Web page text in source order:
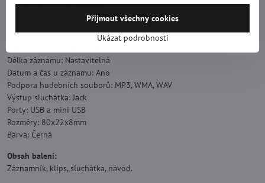
Kvalita záznamu: 32kbps - 1536kbps (nastavitelná)
Detekce zvuku: Ano (nastavitelná v 7 úrovních citlivosti)
Délka záznamu: Nastavitelná
Datum a čas u záznamu: Ano
Podpora hudebních souborů: MP3, WMA, WAV
Výstup sluchátka: Jack
Porty: USB a mini USB
Rozměry: 80x22x8mm
Barva: Černá
Obsah balení:
Záznamník, klips, sluchátka, návod.
Ukázat podrobnosti
Přijmout všechny cookies